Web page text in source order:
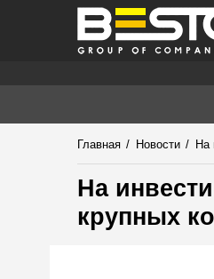
Главная / Новости / На
На
крупных